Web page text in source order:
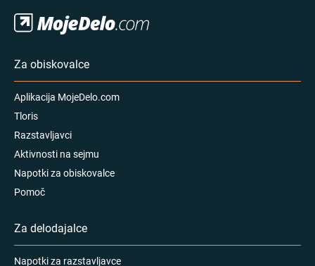
Za obiskovalce
Aplikacija MojeDelo.com
Tloris
Razstavljavci
Aktivnosti na sejmu
Napotki za obiskovalce
Pomoč
Za delodajalce
Napotki za razstavljavce